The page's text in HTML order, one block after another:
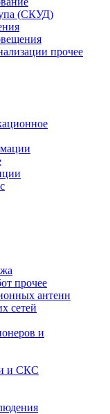
(СКУД)
прочее
прочее
антенн
сетей
и
и СКС